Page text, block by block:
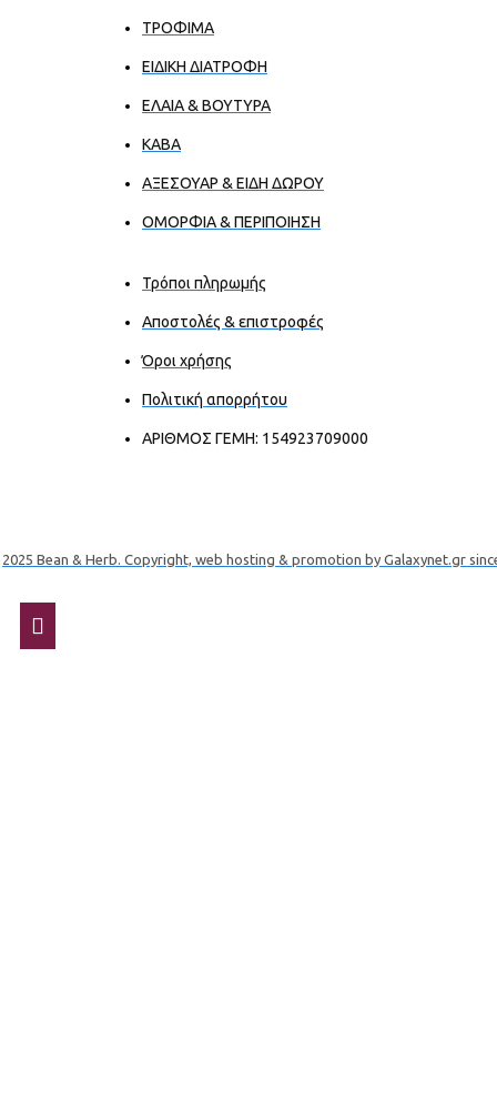
ΤΡΟΦΙΜΑ
ΕΙΔΙΚΗ ΔΙΑΤΡΟΦΗ
ΕΛΑΙΑ & ΒΟΥΤΥΡΑ
ΚΑΒΑ
ΑΞΕΣΟΥΑΡ & ΕΙΔΗ ΔΩΡΟΥ
ΟΜΟΡΦΙΑ & ΠΕΡΙΠΟΙΗΣΗ
Τρόποι πληρωμής
Αποστολές & επιστροφές
Όροι χρήσης
Πολιτική απορρήτου
ΑΡΙΘΜΟΣ ΓΕΜΗ: 154923709000
2025 Bean & Herb. Copyright, web hosting & promotion by Galaxynet.gr